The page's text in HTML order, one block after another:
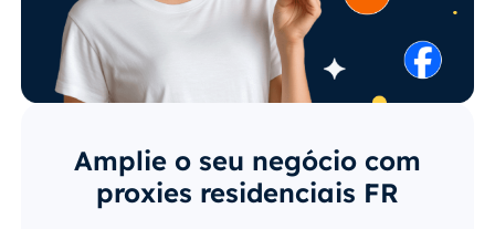
Amplie o seu negócio com
proxies residenciais FR